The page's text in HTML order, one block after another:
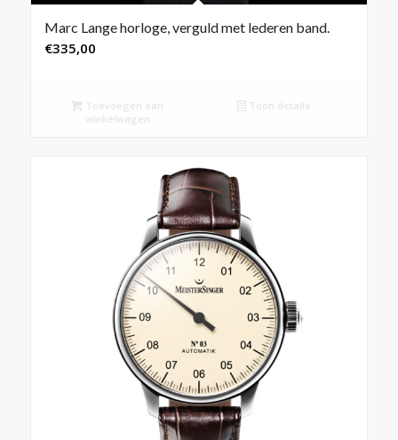
Marc Lange horloge, verguld met lederen band.
€335,00
Toevoegen aan
winkelwagen
Toon details